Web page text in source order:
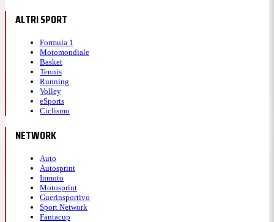
ALTRI SPORT
Formula 1
Motomondiale
Basket
Tennis
Running
Volley
eSports
Ciclismo
NETWORK
Auto
Autosprint
Inmoto
Motosprint
Guerinsportivo
Sport Network
Fantacup